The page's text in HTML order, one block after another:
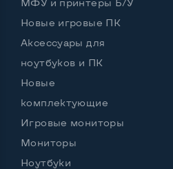
Выход mini Display port
Выход HDMIДа
Разъем для карт SD/SDHC
Разъем для наушников 3.5 мм
Разъем для микрофона
Новые игровые ПК
Аксессуары для
ноутбуков и ПК
Новые
комплектующие
Игровые мониторы
Мониторы
Ноутбуки